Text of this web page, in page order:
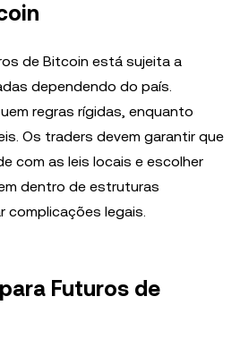
de Bitcoin está sujeita a
dependendo do país.
regras rígidas, enquanto
Os traders devem garantir que
com as leis locais e escolher
dentro de estruturas
complicações legais.
Futuros de